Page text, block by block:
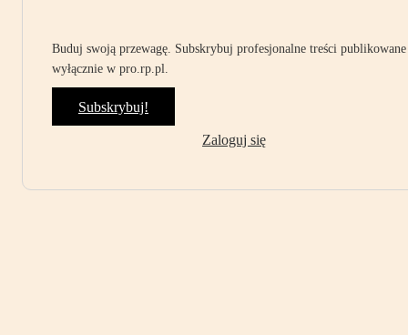
Buduj swoją przewagę. Subskrybuj profesjonalne treści publikowane
wyłącznie w pro.rp.pl.
Subskrybuj!
Zaloguj się